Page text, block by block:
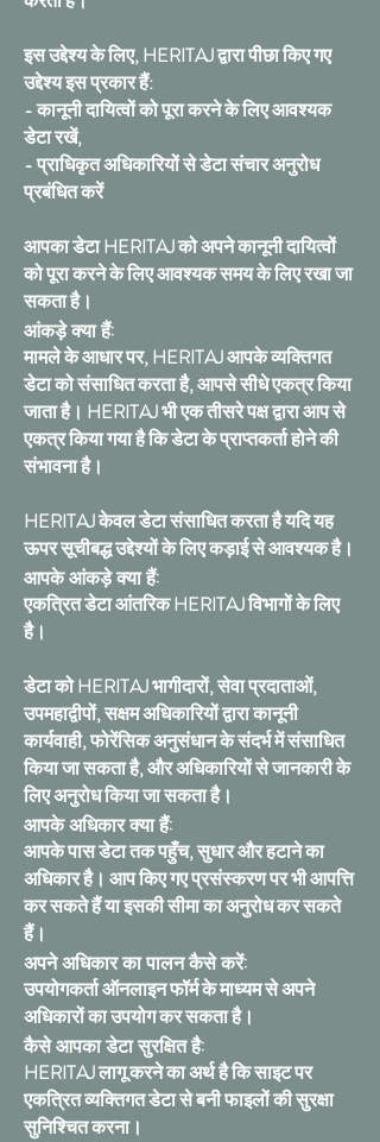
इस उद्देश्य के लिए, HERITAJ द्वारा पीछा किए गए
उद्देश्य इस प्रकार हैं:
- कानूनी दायित्वों को पूरा करने के लिए आवश्यक
डेटा रखें,
- प्राधिकृत अधिकारियों से डेटा संचार अनुरोध
प्रबंधित करें
आपका डेटा HERITAJ को अपने कानूनी दायित्वों
को पूरा करने के लिए आवश्यक समय के लिए रखा जा
सकता है।
आंकड़े क्या हैं:
मामले के आधार पर, HERITAJ आपके व्यक्तिगत
डेटा को संसाधित करता है, आपसे सीधे एकत्र किया
जाता है। HERITAJ भी एक तीसरे पक्ष द्वारा आप से
एकत्र किया गया है कि डेटा के प्राप्तकर्ता होने की
संभावना है।
HERITAJ केवल डेटा संसाधित करता है यदि यह
ऊपर सूचीबद्ध उद्देश्यों के लिए कड़ाई से आवश्यक है।
आपके आंकड़े क्या हैं:
एकत्रित डेटा आंतरिक HERITAJ विभागों के लिए
है।
डेटा को HERITAJ भागीदारों, सेवा प्रदाताओं,
उपमहाद्वीपों, सक्षम अधिकारियों द्वारा कानूनी
कार्यवाही, फोरेंसिक अनुसंधान के संदर्भ में संसाधित
किया जा सकता है, और अधिकारियों से जानकारी के
लिए अनुरोध किया जा सकता है।
आपके अधिकार क्या हैं:
आपके पास डेटा तक पहुँच, सुधार और हटाने का
अधिकार है। आप किए गए प्रसंस्करण पर भी आपत्ति
कर सकते हैं या इसकी सीमा का अनुरोध कर सकते
हैं।
अपने अधिकार का पालन कैसे करें:
उपयोगकर्ता ऑनलाइन फॉर्म के माध्यम से अपने
अधिकारों का उपयोग कर सकता है।
कैसे आपका डेटा सुरक्षित है:
HERITAJ लागू करने का अर्थ है कि साइट पर
एकत्रित व्यक्तिगत डेटा से बनी फाइलों की सुरक्षा
सुनिश्चित करना।